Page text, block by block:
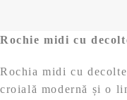
Rochie midi cu
Rochia midi cu
croială modernă și o